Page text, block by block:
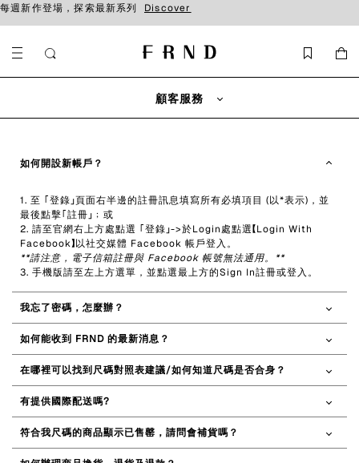
每週新作登場，探索最新系列 Discover
顧客服務
如何開設新帳戶？
1. 至 ｢登錄」頁面右半邊的註冊訊息填寫所有必填項目 (以*表示)，並
最後點擊｢註冊」﹔或
2. 請至官網右上方處點選 ｢登錄」->於Login處點選【Login With
Facebook】以社交媒體 Facebook 帳戶登入。
**請注意，電子信箱註冊與 Facebook 帳號無法通用。**
3. 手機版請至左上方選單，並點選最上方的Sign In註冊或登入。
我忘了密碼，怎麼辦？
如何能收到 FRND 的最新消息？
在哪裡可以找到尺碼對照表建議/如何知道尺碼是否合身？
有提供國際配送嗎?
符合我尺碼的商品顯示已售罄，請問會補貨嗎？